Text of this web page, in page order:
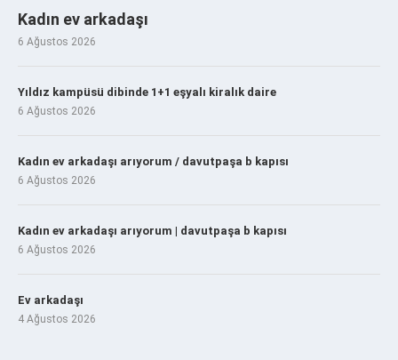
Kadın ev arkadaşı
6 Ağustos 2026
Yıldız kampüsü dibinde 1+1 eşyalı kiralık daire
6 Ağustos 2026
Kadın ev arkadaşı arıyorum / davutpaşa b kapısı
6 Ağustos 2026
Kadın ev arkadaşı arıyorum | davutpaşa b kapısı
6 Ağustos 2026
Ev arkadaşı
4 Ağustos 2026